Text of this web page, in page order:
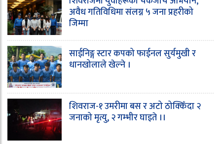
अवैध गतिविधिमा संलग्न ५ जना प्रहरीको
जिम्मा
साईनिङ्ग स्टार कपको फाईनल सुर्यमुखी र
धानखोलाले खेल्ने ।
शिवराज-१ उमरीमा बस र अटो ठोक्किँदा २
जनाको मृत्यु, २ गम्भीर घाइते ।।